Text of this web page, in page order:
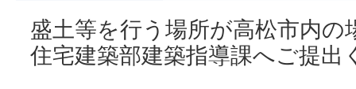
盛土等を行う場所が高松市内の
住宅建築部建築指導課へご提出